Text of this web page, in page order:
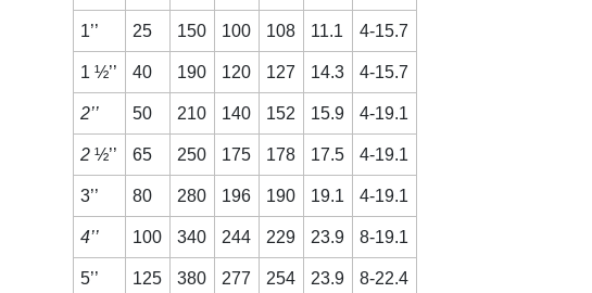
1’’ 25 150 100 108 11.1 4-15.7
1 ½’’ 40 190 120 127 14.3 4-15.7
2’’ 50 210 140 152 15.9 4-19.1
2 ½’’ 65 250 175 178 17.5 4-19.1
3’’ 80 280 196 190 19.1 4-19.1
4’’ 100 340 244 229 23.9 8-19.1
5’’ 125 380 277 254 23.9 8-22.4